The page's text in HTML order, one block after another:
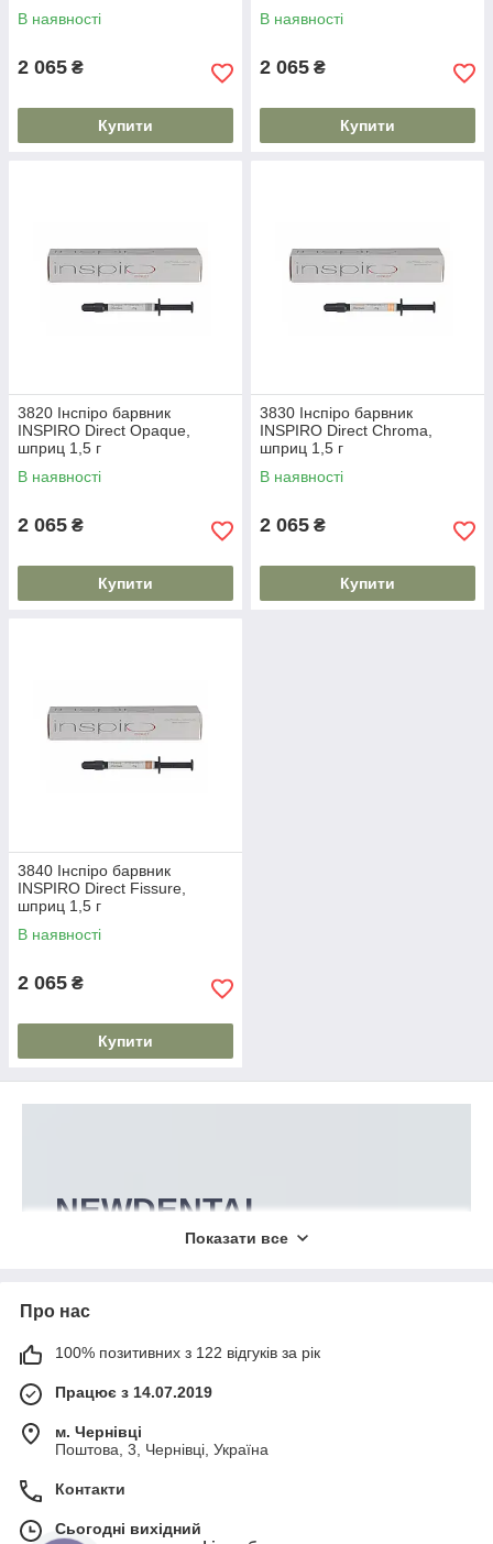
В наявності
2 065 ₴
Купити
В наявності
2 065 ₴
Купити
3820 Інспіро барвник
INSPIRO Direct Opaque,
шприц 1,5 г
В наявності
2 065 ₴
Купити
3830 Інспіро барвник
INSPIRO Direct Chroma,
шприц 1,5 г
В наявності
2 065 ₴
Купити
3840 Інспіро барвник
INSPIRO Direct Fissure,
шприц 1,5 г
В наявності
2 065 ₴
Купити
NEWDENTAL
Оригінальні рідкі композити Inspiro
замовлення на сайті чи у
Україні.
У КАТАЛОГ!
Показати все
Про нас
100% позитивних з 122 відгуків за рік
Працює з 14.07.2019
м. Чернівці
Поштова, 3, Чернівці, Україна
Контакти
Сьогодні вихідний